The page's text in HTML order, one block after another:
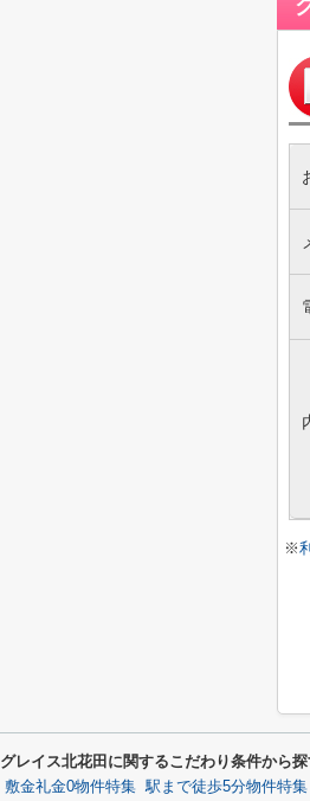
※
グレイス北花田に関するこだわり条件から
敷金礼金0物件特集 駅まで徒歩5分物件特集